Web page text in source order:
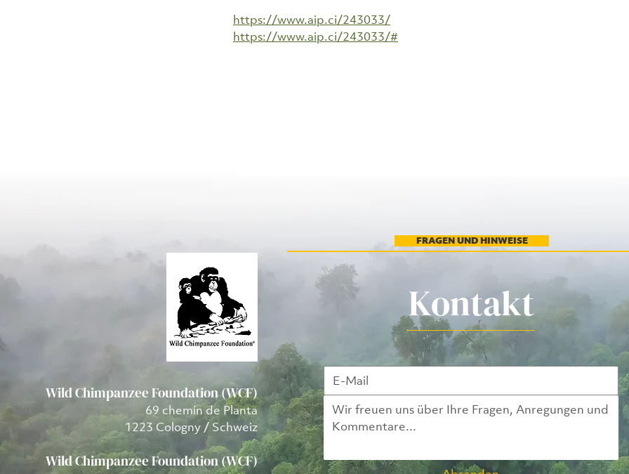
https://www.aip.ci/243033/
https://www.aip.ci/243033/#
Wild Chimpanzee Foundation (WCF)
69 chemin de Planta
1223 Cologny / Schweiz
Wild Chimpanzee Foundation (WCF)
FRAGEN UND HINWEISE
Kontakt